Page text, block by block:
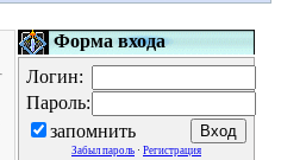
Форма входа
Логин:
Пароль:
запомнить
Забыл пароль · Регистрация